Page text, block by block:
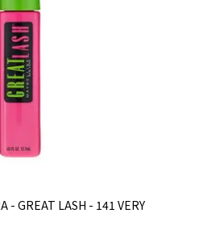
- GREAT LASH - 141 VERY